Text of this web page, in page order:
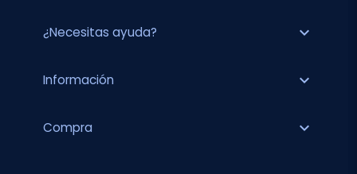
¿Necesitas ayuda? expand_more
Información expand_more
Compra expand_more